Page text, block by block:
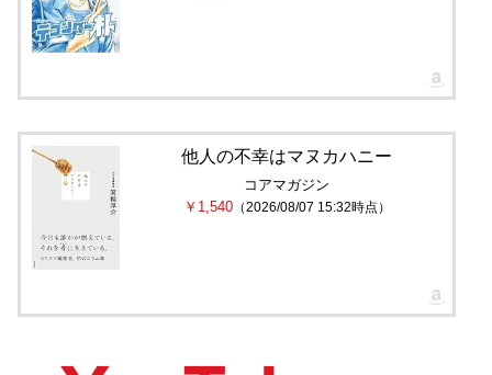
他人の不幸はマヌカハニー
コアマガジン
￥1,540（2026/08/07 15:32時点）